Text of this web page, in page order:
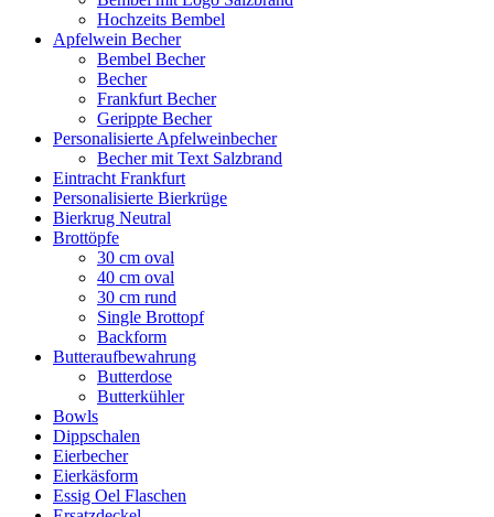
Hochzeits Bembel
Apfelwein Becher
Bembel Becher
Becher
Frankfurt Becher
Gerippte Becher
Personalisierte Apfelweinbecher
Becher mit Text Salzbrand
Eintracht Frankfurt
Personalisierte Bierkrüge
Bierkrug Neutral
Brottöpfe
30 cm oval
40 cm oval
30 cm rund
Single Brottopf
Backform
Butteraufbewahrung
Butterdose
Butterkühler
Bowls
Dippschalen
Eierbecher
Eierkäsform
Essig Oel Flaschen